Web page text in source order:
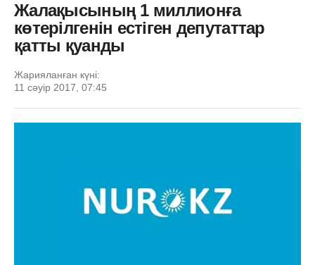
Жалақысының 1 миллионға
көтерілгенін естіген депутаттар
қатты қуанды
Жарияланған күні:
11 сәуір 2017, 07:45